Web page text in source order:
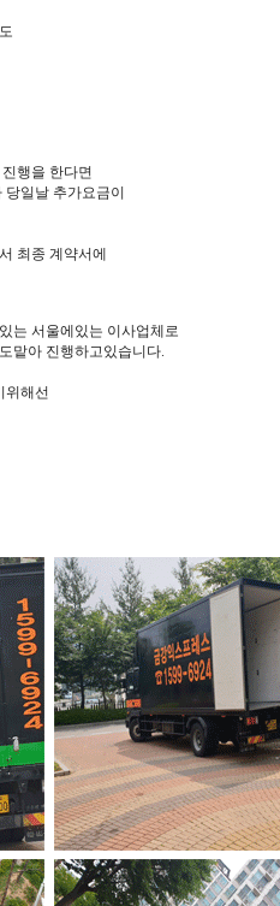
행을 한다면
당일날 추가요금이
최종 계약서에
는 서울에있는 이사업체로
맡아 진행하고있습니다.
위해선